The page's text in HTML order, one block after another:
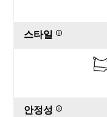
스타일
안정성